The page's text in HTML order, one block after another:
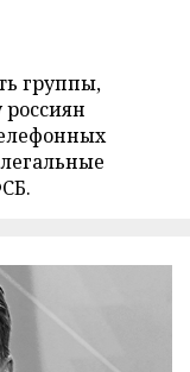
группы,